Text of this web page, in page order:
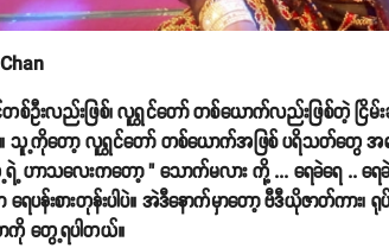
ဦးလည်းဖြစ်၊ လူရွှင်တော် တစ်ယောက်လည်းဖြစ်တဲ့ ငြိမ်
။ သူ့ကိုတော့ လူရွှင်တော် တစ်ယောက်အဖြစ် ပရိသတ်တွေ အ
ဟာသလေးကတော့ " သောက်မလား ကို့ ... ရေခဲရေ ..
ာ ရေပန်းစားတုန်းပါပဲ။ အဲဒီနောက်မှာတော့ ဗီဒီယိုဇာတ်ကာ
ကို တွေ့ရပါတယ်။